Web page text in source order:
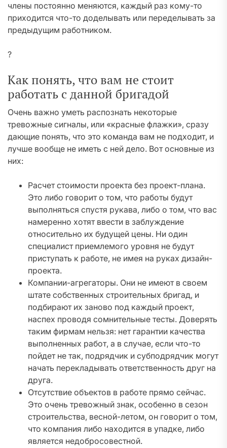
члены постоянно меняются, каждый раз кому-то
приходится что-то доделывать или переделывать за
предыдущим работником.
?
Как понять, что вам не стоит
работать с данной бригадой
Очень важно уметь распознать некоторые
тревожные сигналы, или «красные флажки», сразу
дающие понять, что это команда вам не подходит, и
лучше вообще не иметь с ней дело. Вот основные из
них:
Расчет стоимости проекта без проект-плана.
Это либо говорит о том, что работы будут
выполняться спустя рукава, либо о том, что вас
намеренно хотят ввести в заблуждение
относительно их будущей цены. Ни один
специалист приемлемого уровня не будут
приступать к работе, не имея на руках дизайн-
проекта.
Компании-агрегаторы. Они не имеют в своем
штате собственных строительных бригад, и
подбирают их заново под каждый проект,
наспех проводя сомнительные тесты. Доверять
таким фирмам нельзя: нет гарантии качества
выполненных работ, а в случае, если что-то
пойдет не так, подрядчик и субподрядчик могут
начать перекладывать ответственность друг на
друга.
Отсутствие объектов в работе прямо сейчас.
Это очень тревожный знак, особенно в сезон
строительства, весной-летом, он говорит о том,
что компания либо находится в упадке, либо
является недобросовестной.